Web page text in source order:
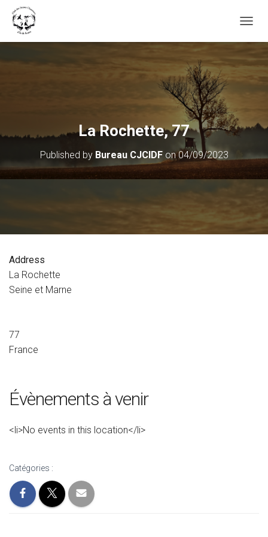
La Rochette, 77
Published by Bureau CJCIDFon04/09/2023
Address
La Rochette
Seine et Marne
77
France
Évènements à venir
<li>No events in this location</li>
Catégories :